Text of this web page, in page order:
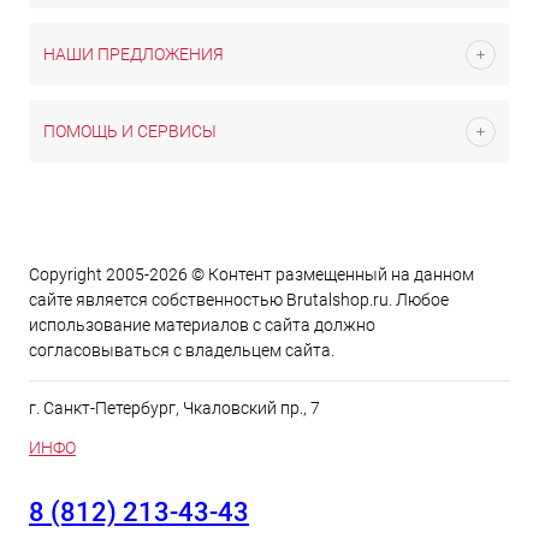
НАШИ ПРЕДЛОЖЕНИЯ
ПОМОЩЬ И СЕРВИСЫ
Copyright 2005-2026 © Контент размещенный на данном
сайте является cобственностью Brutalshop.ru. Любое
использование материалов с сайта должно
согласовываться с владельцем сайта.
г. Санкт-Петербург, Чкаловский пр., 7
ИНФО
8 (812) 213-43-43